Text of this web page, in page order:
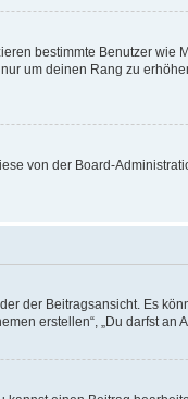
bestimmte Benutzer
um deinen Rang zu
von der Board-
der Beitragsansicht. Es
erstellen“, „Du darfst an